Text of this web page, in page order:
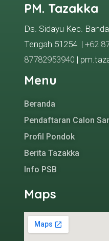
PM. Tazakka
Ds. Sidayu Kec.
Tengah 51254 | +62
87782953940 |
Menu
Beranda
Pendaftaran Calon
Profil Pondok
Berita Tazakka
Info PSB
Maps